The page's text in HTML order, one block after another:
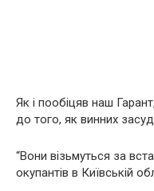
Як і пообіцяв наш
до того, як винних
“Вони візьмуться за
окупантів в Київській